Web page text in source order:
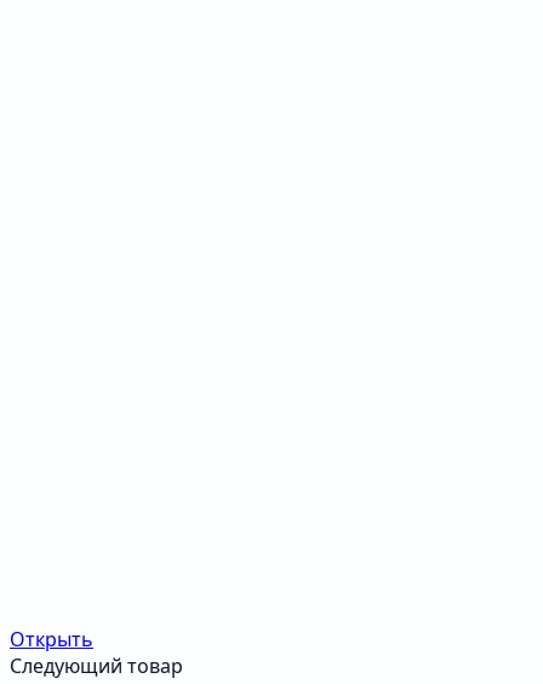
Открыть
Следующий товар